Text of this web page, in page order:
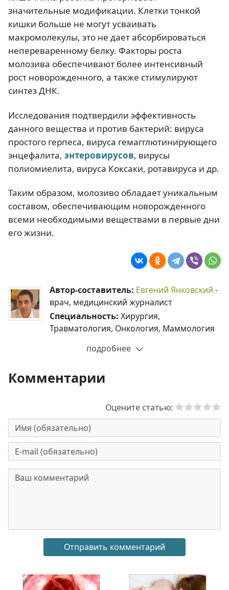
значительные модификации. Клетки тонкой
кишки больше не могут усваивать
макромолекулы, это не дает абсорбироваться
непереваренному белку. Факторы роста
молозива обеспечивают более интенсивный
рост новорожденного, а также стимулируют
синтез ДНК.
Исследования подтвердили эффективность
данного вещества и против бактерий: вируса
простого герпеса, вируса гемагглютинирующего
энцефалита, энтеровирусов, вирусы
полиомиелита, вируса Коксаки, ротавируса и др.
Таким образом, молозиво обладает уникальным
составом, обеспечивающим новорожденного
всеми необходимыми веществами в первые дни
его жизни.
Автор-составитель: Евгений Янковский -
врач, медицинский журналист
Специальность: Хирургия,
Травматология, Онкология, Маммология
подробнее
Комментарии
Оцените статью: